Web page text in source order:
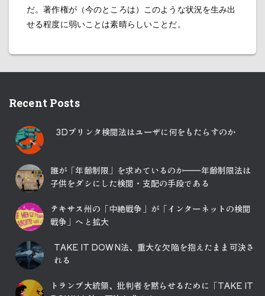
だ。著作権が（今のところは）このような状況を生み出
せる程度に弱いことは素晴らしいことだ。
Recent Posts
3Dプリンタ検閲法はユーザに何をもたらすのか
誰が「年齢制限」を求めているのか――年齢制限法は
子供をダシにした検閲・支配の手段である
テキサス州の「中絶戦争」が「インターネットの検閲
戦争」へと拡大
TAKE IT DOWN法、重大な欠陥を抱えたまま可決さ
れる
トランプ大統領、批判者を黙らせるために「TAKE IT